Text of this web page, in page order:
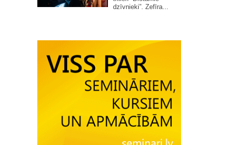
dzīvnieki”. Zefīra...